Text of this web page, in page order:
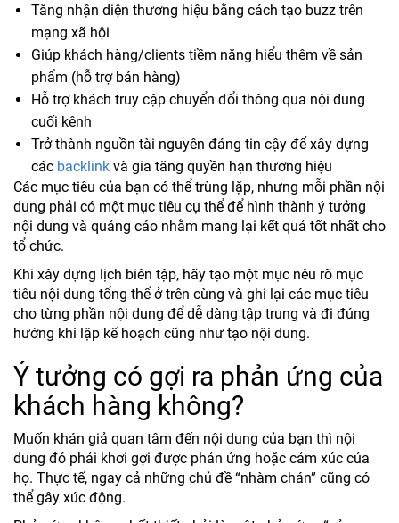
Tăng nhận diện thương hiệu bằng cách tạo buzz trên
mạng xã hội
Giúp khách hàng/clients tiềm năng hiểu thêm về sản
phẩm (hỗ trợ bán hàng)
Hỗ trợ khách truy cập chuyển đổi thông qua nội dung
cuối kênh
Trở thành nguồn tài nguyên đáng tin cậy để xây dựng
các backlink và gia tăng quyền hạn thương hiệu
Các mục tiêu của bạn có thể trùng lặp, nhưng mỗi phần nội
dung phải có một mục tiêu cụ thể để hình thành ý tưởng
nội dung và quảng cáo nhằm mang lại kết quả tốt nhất cho
tổ chức.
Khi xây dựng lịch biên tập, hãy tạo một mục nêu rõ mục
tiêu nội dung tổng thể ở trên cùng và ghi lại các mục tiêu
cho từng phần nội dung để dễ dàng tập trung và đi đúng
hướng khi lập kế hoạch cũng như tạo nội dung.
Ý tưởng có gợi ra phản ứng của
khách hàng không?
Muốn khán giả quan tâm đến nội dung của bạn thì nội
dung đó phải khơi gợi được phản ứng hoặc cảm xúc của
họ. Thực tế, ngay cả những chủ đề “nhàm chán” cũng có
thể gây xúc động.